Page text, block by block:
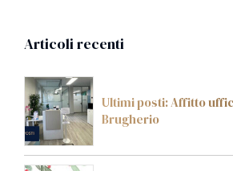
Articoli recenti
Ultimi posti: Affitto
Brugherio